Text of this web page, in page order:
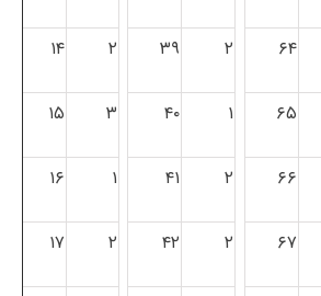
۶۴ ۲ ۳۹ ۲ ۱۴
۶۵ ۱ ۴۰ ۳ ۱۵
۶۶ ۲ ۴۱ ۱ ۱۶
۶۷ ۲ ۴۲ ۲ ۱۷